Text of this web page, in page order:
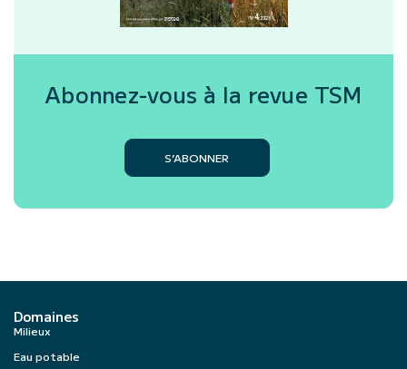
Abonnez-vous à la revue TSM
S’ABONNER
Domaines
Milieux
Eau potable